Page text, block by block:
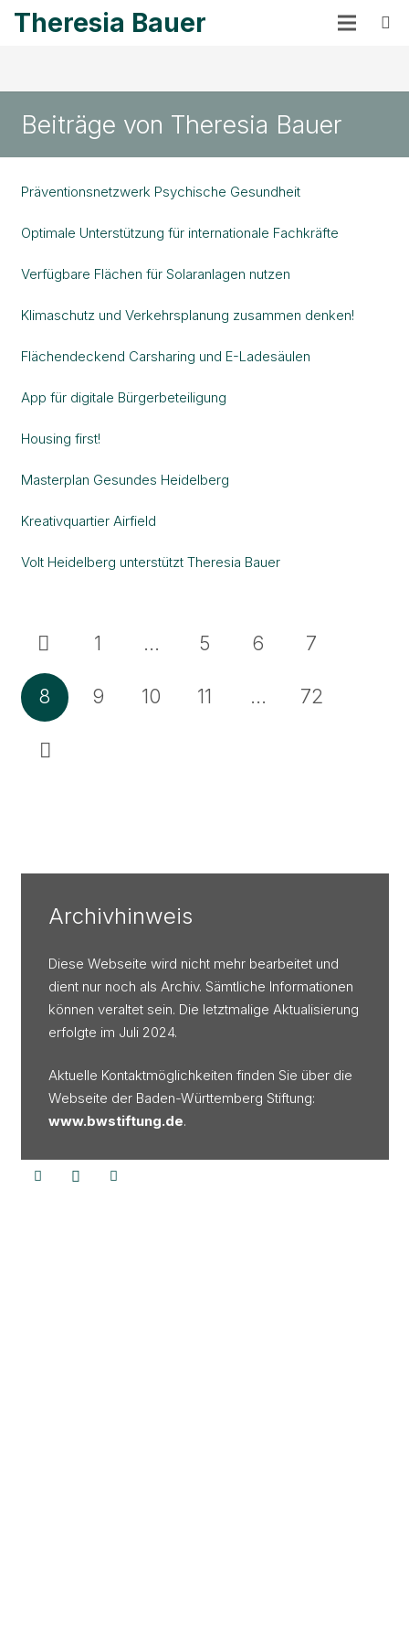
Theresia Bauer
Beiträge von Theresia Bauer
Präventionsnetzwerk Psychische Gesundheit
Optimale Unterstützung für internationale Fachkräfte
Verfügbare Flächen für Solaranlagen nutzen
Klimaschutz und Verkehrsplanung zusammen denken!
Flächendeckend Carsharing und E-Ladesäulen
App für digitale Bürgerbeteiligung
Housing first!
Masterplan Gesundes Heidelberg
Kreativquartier Airfield
Volt Heidelberg unterstützt Theresia Bauer
1 … 5 6 7
8 9 10 11 … 72
Archivhinweis
Diese Webseite wird nicht mehr bearbeitet und
dient nur noch als Archiv. Sämtliche Informationen
können veraltet sein. Die letztmalige Aktualisierung
erfolgte im Juli 2024.
Aktuelle Kontaktmöglichkeiten finden Sie über die
Webseite der Baden-Württemberg Stiftung:
www.bwstiftung.de.